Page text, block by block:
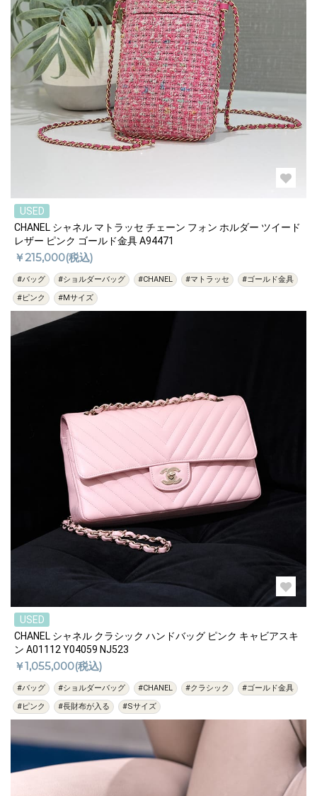
USED
CHANEL シャネル マトラッセ チェーン フォン ホルダー ツイード
レザー ピンク ゴールド金具 A94471
￥215,000(税込)
#バッグ #ショルダーバッグ #CHANEL #マトラッセ
#ゴールド金具
#ピンク
#Mサイズ
USED
CHANEL シャネル クラシック ハンドバッグ ピンク キャビアスキ
ン A01112 Y04059 NJ523
￥1,055,000(税込)
#バッグ #ショルダーバッグ #CHANEL #クラシック
#ゴールド金具
#ピンク
#長財布が入る #Sサイズ